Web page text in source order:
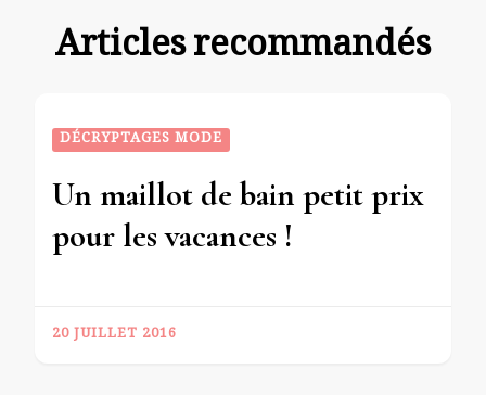
Articles recommandés
DÉCRYPTAGES MODE
Un maillot de bain petit prix
pour les vacances !
20 JUILLET 2016